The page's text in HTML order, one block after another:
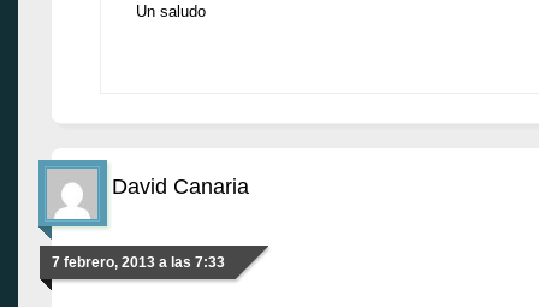
Un saludo
David Canaria
7 febrero, 2013 a las 7:33